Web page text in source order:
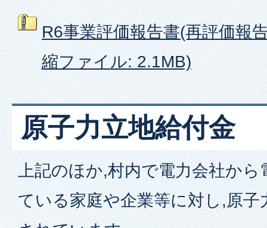
R6事業評価報告書(再評価報
縮ファイル: 2.1MB)
原子力立地給付金
上記のほか,村内で電力会社か
ている家庭や企業等に対し,原子